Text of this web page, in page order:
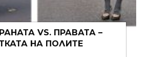
„ВЪВ ВРЪЗКА С МОЕТО
– 10 ИДЕИ, ОТ КОИТО ДА СЕ